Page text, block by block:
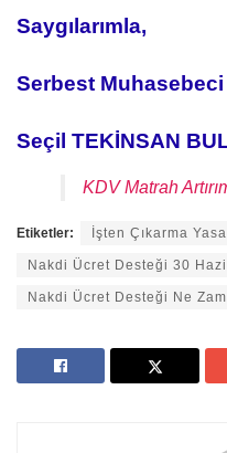
Saygılarımla,
Serbest
Seçil TEKİNSAN
KDV Matrah
Etiketler: İşten Çıkarma
Nakdi Ücret Desteği 30
Nakdi Ücret Desteği Ne